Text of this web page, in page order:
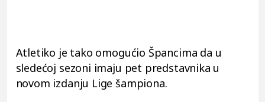
Atletiko je tako omogućio Špancima da u
sledećoj sezoni imaju pet predstavnika u
novom izdanju Lige šampiona.